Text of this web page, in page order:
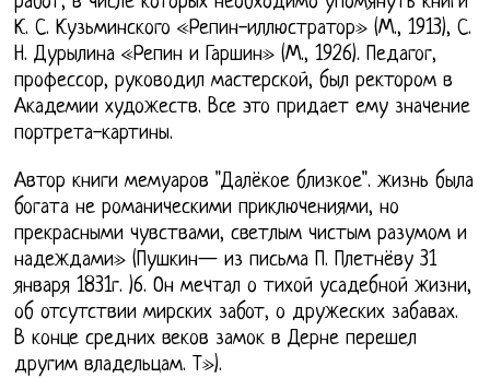
К. С. Кузьминского «Репин-иллюстратор» (М., 1913), С.
Н. Дурылина «Репин и Гаршин» (М., 1926). Педагог,
профессор, руководил мастерской, был ректором в
Академии художеств. Все это придает ему значение
портрета-картины.
Автор книги мемуаров "Далёкое близкое". жизнь была
богата не романическими приключениями, но
прекрасными чувствами, светлым чистым разумом и
надеждами» (Пушкин— из письма П. Плетнёву 31
января 1831г. )6. Он мечтал о тихой усадебной жизни,
об отсутствии мирских забот, о дружеских забавах.
В конце средних веков замок в Дерне перешел
другим владельцам. Т»).